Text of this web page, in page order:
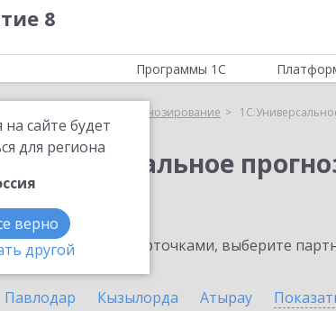
8
сайте будет
для региона
верно
другой
Программы 1С
1С:Универсальное прогнозирование
карточками, выберите
Павлодар Кызылорда Атырау